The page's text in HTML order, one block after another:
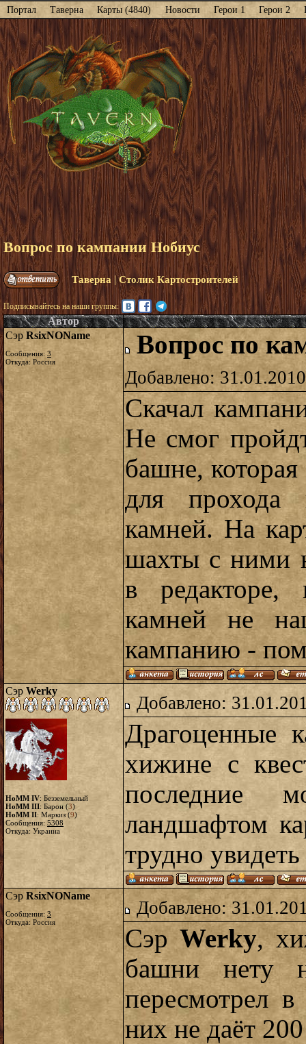
Портал Таверна Карты (4840) Новости Герои 1 Герои 2
Вопрос по кампании Нобиус
Таверна |Столик Картостроителей
Подписывайтесь на наши группы:
Автор
Сэр RsixNOName
Сообщения: 3
Откуда: Россия
Вопрос по
Добавлено:
Скачал
Не смог
башне, которая
для прохода
камней. На
шахты с ними
в редакторе,
камней не
кампанию -
Сэр Werky
HoMM IV: Безземельный
HoMM III: Барон (3)
HoMM II: Маркиз (9)
Сообщения: 5308
Откуда: Украина
Добавлено:
Драгоценные
хижине с
последние
ландшафтом
трудно
Сэр RsixNOName
Сообщения: 3
Откуда: Россия
Добавлено:
СэрWerky,
башни нету
пересмотрел
них не даёт